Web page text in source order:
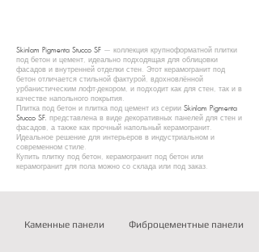
Skinlam Pigmenta Stucco SF — коллекция крупноформатной плитки
под бетон и цемент, идеально подходящая для облицовки
фасадов и внутренней отделки стен. Этот керамогранит под
бетон отличается стильной фактурой, вдохновлённой
урбанистическим лофт-декором, и подходит как для стен, так и в
качестве напольного покрытия.
Плитка под бетон и плитка под цемент из серии Skinlam Pigmenta
Stucco SF. представлена в виде декоративных панелей для стен и
фасадов, а также как прочный напольный керамогранит.
Идеальное решение для интерьеров в индустриальном и
современном стиле.
Купить плитку под бетон, керамогранит под бетон или
керамогранит для пола можно со склада или под заказ.
Каменные панели Фиброцементные панели